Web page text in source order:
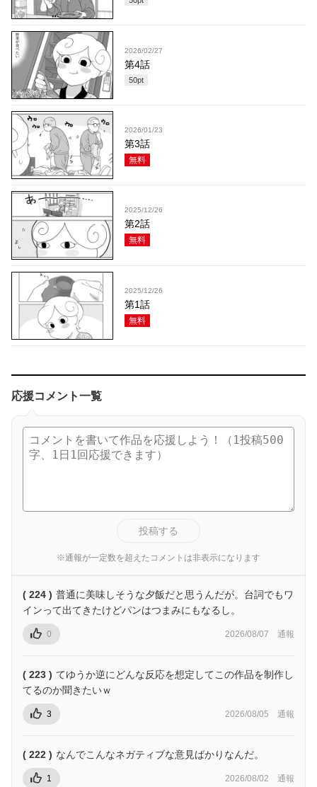
2026/02/27
第4話
50pt
2026/01/23
第3話
無料
2025/12/26
第2話
無料
2025/12/26
第1話
無料
応援コメント一覧
投稿する
※通報が一定数を超えたコメントは非表示になります
( 224 ) 普通に美味しそうな夕飯だと思うんだが。台詞でもワ
インって出てきたけどパンはつまみにもなるし。
0 2026/08/07 通報
( 223 ) てゆうか逆にどんな反応を想定してこの作品を制作し
てるのか聞きたいｗ
3 2026/08/05 通報
( 222 ) なんでこんなネガティブな意見ばかりなんだ。
1 2026/08/02 通報